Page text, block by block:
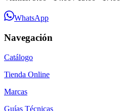
WhatsApp
Navegación
Catálogo
Tienda Online
Marcas
Guías Técnicas